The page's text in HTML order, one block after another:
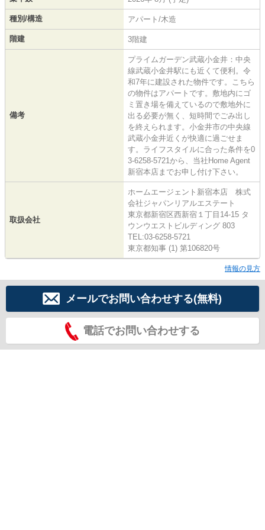
種別/構造 アパート/木造
階建 3階建
備考
プライムガーデン武蔵小金井：中央
線武蔵小金井駅にも近くて便利。令
和7年に建設された物件です。こちら
の物件はアパートです。敷地内にゴ
ミ置き場を備えているので敷地外に
出る必要が無く、短時間でごみ出し
を終えられます。小金井市の中央線
武蔵小金井近くが快適に過ごせま
す。ライフスタイルに合った条件を0
3-6258-5721から、当社Home Agent
新宿本店までお申し付け下さい。
取扱会社
ホームエージェント新宿本店 株式
会社ジャパンリアルエステート
東京都新宿区西新宿１丁目14-15 タ
ウンウエストビルディング 803
TEL:03-6258-5721
東京都知事 (1) 第106820号
情報の見方
メールでお問い合わせする(無料)
電話でお問い合わせする